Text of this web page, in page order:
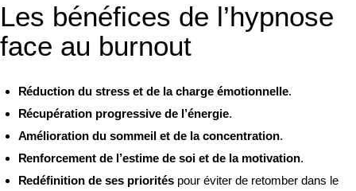
Les bénéfices de l’hypnose
face au burnout
Réduction du stress et de la charge émotionnelle.
Récupération progressive de l’énergie.
Amélioration du sommeil et de la concentration.
Renforcement de l’estime de soi et de la motivation.
Redéfinition de ses priorités pour éviter de retomber dans le